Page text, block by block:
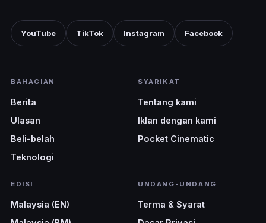
YouTube TikTok Instagram Facebook
BAHAGIAN
Berita
Ulasan
Beli-belah
Teknologi
SYARIKAT
Tentang kami
Iklan dengan kami
Pocket Cinematic
EDISI
Malaysia (EN)
UNDANG-UNDANG
Terma & Syarat